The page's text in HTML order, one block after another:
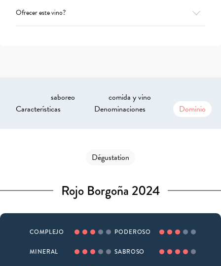
Ofrecer este vino?
saboreo
comida y vino
Características
Denominaciones Dominio
Dégustation
Rojo Borgoña 2024
COMPLEJO PODEROSO
MINERAL SABROSO